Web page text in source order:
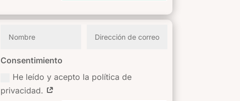
Consentimiento
He leído y acepto la política de
privacidad.